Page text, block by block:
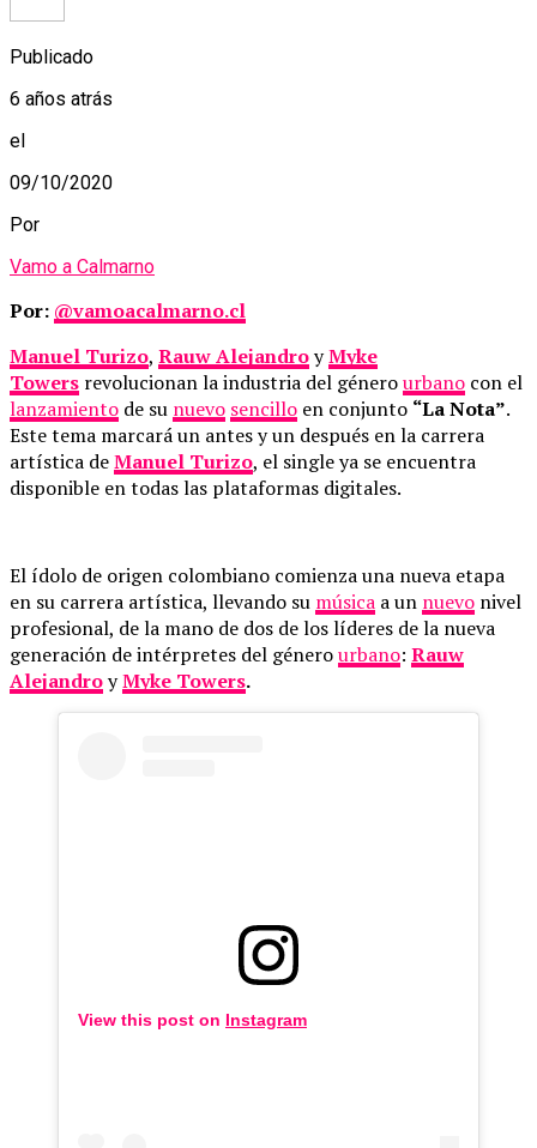
Publicado
6 años atrás
el
09/10/2020
Por
Vamo a Calmarno
Por: @vamoacalmarno.cl
Manuel Turizo, Rauw AlejandroyMyke
Towers revolucionan la industria del génerourbano con el
lanzamiento de su nuevo sencillo en conjunto “La Nota”.
Este tema marcará un antes y un después en la carrera
artística deManuel Turizo, el single ya se encuentra
disponible en todas las plataformas digitales.
El ídolo de origen colombiano comienza una nueva etapa
en su carrera artística, llevando su música a un nuevo nivel
profesional, de la mano de dos de los líderes de la nueva
generación de intérpretes del génerourbano: Rauw
AlejandroyMyke Towers.
View this post on Instagram